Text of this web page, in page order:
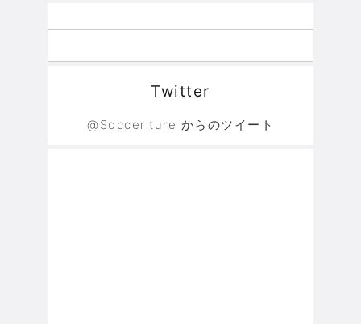
Twitter
@Soccerlture からのツイート